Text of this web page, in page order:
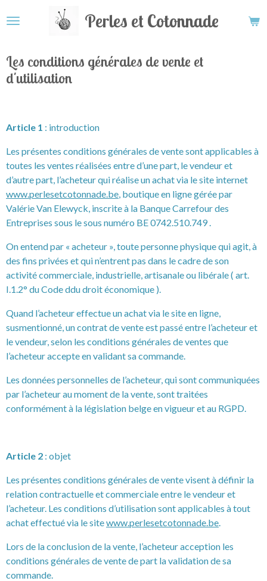
au
principal
Perles et Cotonnade
Les conditions générales de vente et
d'utilisation
Article 1 : introduction
Les présentes conditions générales de vente sont applicables à
toutes les ventes réalisées entre d’une part, le vendeur et
d’autre part, l’acheteur qui réalise un achat via le site internet
www.perlesetcotonnade.be, boutique en ligne gérée par
Valérie Van Elewyck, inscrite à la Banque Carrefour des
Entreprises sous le sous numéro BE 0742.510.749 .
On entend par « acheteur », toute personne physique qui agit, à
des fins privées et qui n’entrent pas dans le cadre de son
activité commerciale, industrielle, artisanale ou libérale ( art.
I.1.2° du Code ddu droit économique ).
Quand l’acheteur effectue un achat via le site en ligne,
susmentionné, un contrat de vente est passé entre l’acheteur et
le vendeur, selon les conditions générales de ventes que
l’acheteur accepte en validant sa commande.
Les données personnelles de l’acheteur, qui sont communiquées
par l’acheteur au moment de la vente, sont traitées
conformément à la législation belge en vigueur et au RGPD.
Article 2 : objet
Les présentes conditions générales de vente visent à définir la
relation contractuelle et commerciale entre le vendeur et
l’acheteur. Les conditions d’utilisation sont applicables à tout
achat effectué via le sitewww.perlesetcotonnade.be.
Lors de la conclusion de la vente, l’acheteur acception les
conditions générales de vente de part la validation de sa
commande.